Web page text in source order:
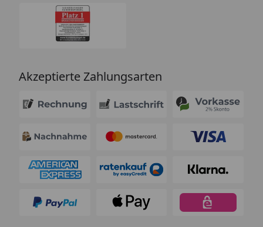
Akzeptierte Zahlungsarten